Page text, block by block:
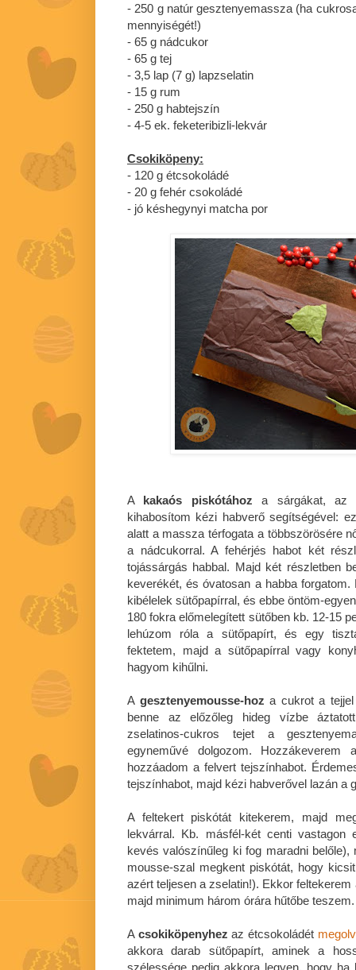
- 250 g natúr gesztenyemassza (ha
mennyiségét!)
- 65 g nádcukor
- 65 g tej
- 3,5 lap (7 g) lapzselatin
- 15 g rum
- 250 g habtejszín
- 4-5 ek. feketeribizli-lekvár
Csokiköpeny:
- 120 g étcsokoládé
- 20 g fehér csokoládé
- jó késhegynyi matcha por
A kakaós piskótához a sárgákat, az
kihabosítom kézi habverő segítségével:
alatt a massza térfogata a többszörösére
a nádcukorral. A fehérjés habot két
tojássárgás habbal. Majd két részletben
keverékét, és óvatosan a habba
kibélelek sütőpapírral, és ebbe öntöm-
180 fokra előmelegített sütőben kb. 12-15
lehúzom róla a sütőpapírt, és egy
fektetem, majd a sütőpapírral vagy
hagyom kihűlni.
A gesztenyemousse-hoz a cukrot a
benne az előzőleg hideg vízbe
zselatinos-cukros tejet a
egyneművé dolgozom.
hozzáadom a felvert tejszínhabot.
tejszínhabot, majd kézi habverővel lazán
A feltekert piskótát kitekerem, majd
lekvárral. Kb. másfél-két centi
kevés valószínűleg ki fog maradni
mousse-szal megkent piskótát, hogy
azért teljesen a zselatin!). Ekkor
majd minimum három órára hűtőbe teszem.
A csokiköpenyhez az étcsokoládét
akkora darab sütőpapírt, aminek a